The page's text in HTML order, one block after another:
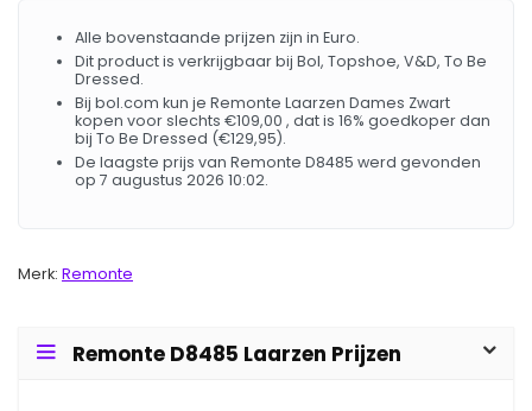
Alle bovenstaande prijzen zijn in Euro.
Dit product is verkrijgbaar bij Bol, Topshoe, V&D, To Be
Dressed.
Bij bol.com kun je Remonte Laarzen Dames Zwart
kopen voor slechts €109,00 , dat is 16% goedkoper dan
bij To Be Dressed (€129,95).
De laagste prijs van Remonte D8485 werd gevonden
op 7 augustus 2026 10:02.
Merk: Remonte
Remonte D8485 Laarzen Prijzen